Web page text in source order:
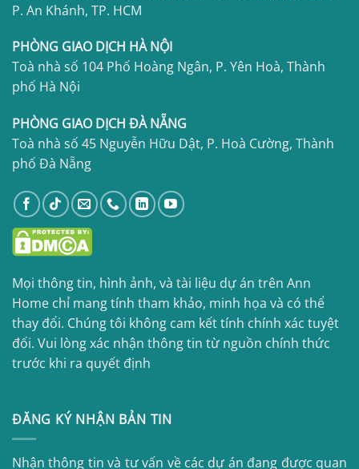
P. An Khánh, TP. HCM
PHÒNG GIAO DỊCH HÀ NỘI
Toà nhà số 104 Phố Hoàng Ngân, P. Yên Hoà, Thành
phố Hà Nội
PHÒNG GIAO DỊCH ĐÀ NẴNG
Toà nhà số 45 Nguyễn Hữu Dật, P. Hoà Cường, Thành
phố Đà Nẵng
Mọi thông tin, hình ảnh, và tài liệu dự án trên Ann
Home chỉ mang tính tham khảo, minh họa và có thể
thay đổi. Chúng tôi không cam kết tính chính xác tuyệt
đối. Vui lòng xác nhận thông tin từ nguồn chính thức
trước khi ra quyết định
ĐĂNG KÝ NHẬN BẢN TIN
Nhận thông tin và tư vấn về các dự án đang được quan